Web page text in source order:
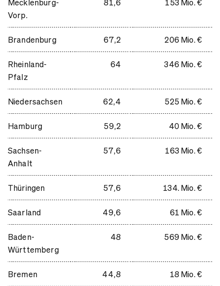
Mecklenburg-
Vorp.
81,6 153 Mio. €
Brandenburg 67,2 206 Mio. €
Rheinland-
Pfalz
64 346 Mio. €
Niedersachsen 62,4 525 Mio. €
Hamburg 59,2 40 Mio. €
Sachsen-
Anhalt
57,6 163 Mio. €
Thüringen 57,6 134. Mio. €
Saarland 49,6 61 Mio. €
Baden-
Württemberg
48 569 Mio. €
Bremen 44,8 18 Mio. €